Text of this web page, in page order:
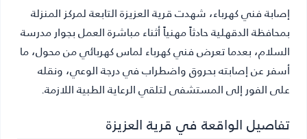
إصابة فني كهرباء، شهدت قرية العزيزة التابعة لمركز المنزلة
بمحافظة الدقهلية حادثاً مهنياً أثناء مباشرة العمل بجوار مدرسة
السلام، بعدما تعرض فني كهرباء لماس كهربائي من محول، ما
أسفر عن إصابته بحروق واضطراب في درجة الوعي، ونقله
على الفور إلى المستشفى لتلقي الرعاية الطبية اللازمة.
تفاصيل الواقعة في قرية العزيزة